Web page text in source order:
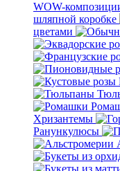
WOW-
шляпной коробке
цветами
Хризантемы
Ранункулюсы